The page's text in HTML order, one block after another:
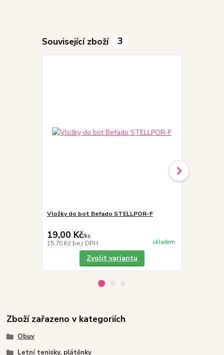
Související zboží 3
Vložky do bot Befado STELLPOR-F
19,00 Kč/ks
15,70 Kč bez DPH skladem
Zvolit variantu
Zboží zařazeno v kategoriích
Obuv
Letní tenisky, plátěnky